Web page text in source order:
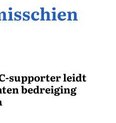
supporter leidt
bedreiging